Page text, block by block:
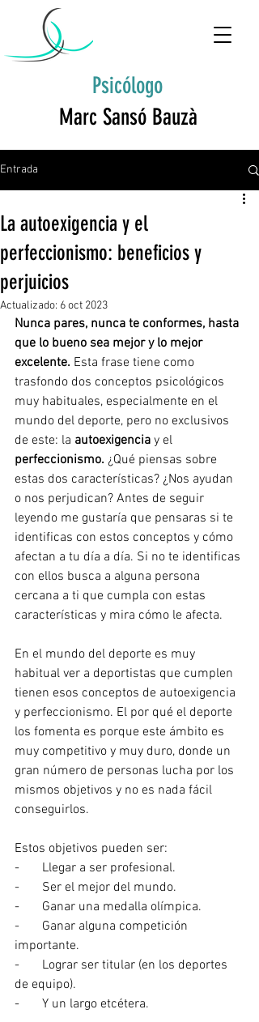
Psicólogo
Marc Sansó Bauzà
Entrada
La autoexigencia y el
perfeccionismo: beneficios y
perjuicios
Actualizado: 6 oct 2023
Nunca pares, nunca te conformes, hasta
que lo bueno sea mejor y lo mejor
excelente. Esta frase tiene como
trasfondo dos conceptos psicológicos
muy habituales, especialmente en el
mundo del deporte, pero no exclusivos
de este: la autoexigencia y el
perfeccionismo. ¿Qué piensas sobre
estas dos características? ¿Nos ayudan
o nos perjudican? Antes de seguir
leyendo me gustaría que pensaras si te
identificas con estos conceptos y cómo
afectan a tu día a día. Si no te identificas
con ellos busca a alguna persona
cercana a ti que cumpla con estas
características y mira cómo le afecta.
En el mundo del deporte es muy
habitual ver a deportistas que cumplen
tienen esos conceptos de autoexigencia
y perfeccionismo. El por qué el deporte
los fomenta es porque este ámbito es
muy competitivo y muy duro, donde un
gran número de personas lucha por los
mismos objetivos y no es nada fácil
conseguirlos.
Estos objetivos pueden ser:
-       Llegar a ser profesional.
-       Ser el mejor del mundo.
-       Ganar una medalla olímpica.
-       Ganar alguna competición
importante.
-       Lograr ser titular (en los deportes
de equipo).
-       Y un largo etcétera.